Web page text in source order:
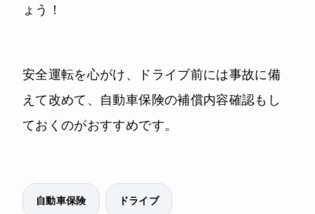
ょう！
安全運転を心がけ、ドライブ前には事故に備
えて改めて、自動車保険の補償内容確認もし
ておくのがおすすめです。
自動車保険 ドライブ